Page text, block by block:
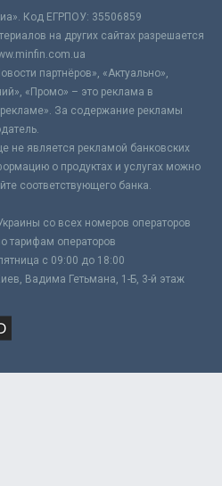
Код ЕГРПОУ: 35506859
на других сайтах разрешается
партнёров», «Актуально»,
«Промо» – это реклама в
За содержание рекламы
не является рекламой банковских
о продуктах и услугах можно
соответствующего банка.
со всех номеров операторов
тарифам операторов
с 09:00 до 18:00
Вадима Гетьмана, 1-Б, 3-й этаж